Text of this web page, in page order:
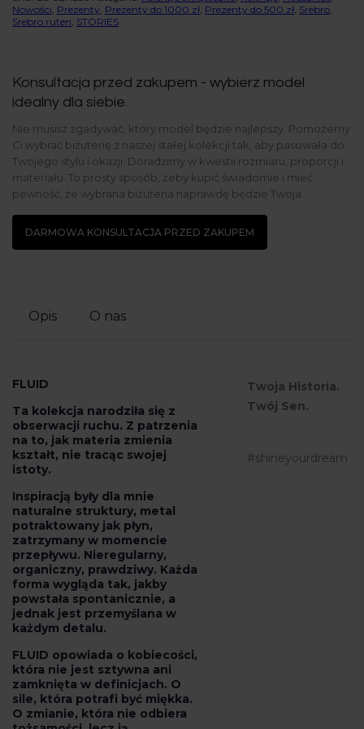
Nowości Prezenty Prezenty do 1000 zł Prezenty do 500 zł Srebro
Srebro ruten STORIES
Konsultacja przed zakupem - wybierz model
idealny dla siebie.
Nie musisz zgadywać, który model będzie najlepszy. Pomożemy
Ci wybrać biżuterię z naszej stałej kolekcji tak, aby pasowała do
Twojego stylu i okazji. Doradzimy w kwestii rozmiaru, proporcji i
materiału. To prosty sposób, żeby kupić świadomie i mieć
pewność, że wybrana biżuteria naprawdę będzie Twoja.
DARMOWA KONSULTACJA PRZED ZAKUPEM
Opis O nas
FLUID
Ta kolekcja narodziła się z
obserwacji ruchu. Z patrzenia
na to, jak materia zmienia
kształt, nie tracąc swojej
istoty.
Inspiracją były dla mnie
naturalne struktury, metal
potraktowany jak płyn,
zatrzymany w momencie
przepływu. Nieregularny,
organiczny, prawdziwy. Każda
forma wygląda tak, jakby
powstała spontanicznie, a
jednak jest przemyślana w
każdym detalu.
FLUID opowiada o kobiecości,
która nie jest sztywna ani
zamknięta w definicjach. O
sile, która potrafi być miękka.
O zmianie, która nie odbiera
Twoja Historia.
Twój Sen.
#shineyourdream